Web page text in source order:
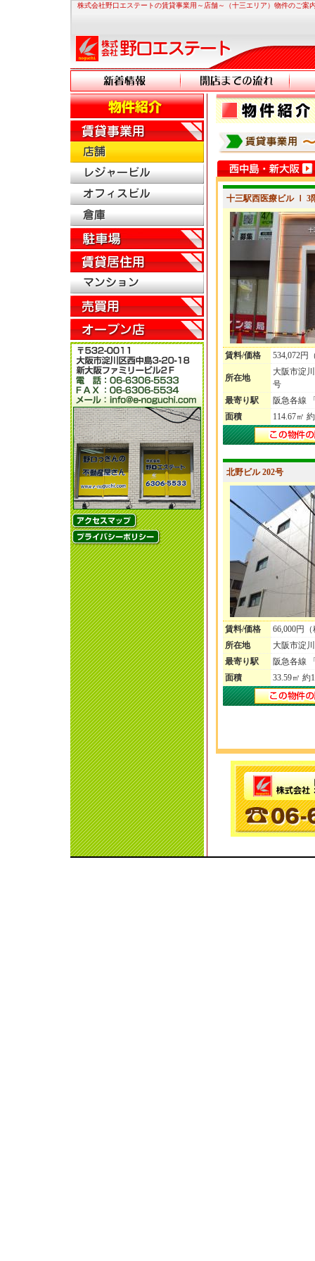
株式会社野口エステートの賃貸事業用～店舗～（十三エリア）物件のご案
十三駅西医療ビル Ⅰ 3
賃料/価格 534,072円
所在地
大阪市淀
号
最寄り駅
阪急各線
面積
114.67㎡
北野ビル 202号
賃料/価格
66,000円
所在地
大阪市淀
最寄り駅
阪急各線
面積
33.59㎡ 約